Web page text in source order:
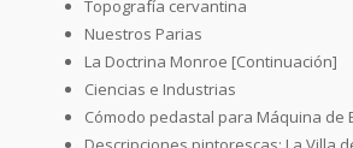
Topografía cervantina
Nuestros Parias
La Doctrina Monroe [Continuación]
Ciencias e Industrias
Cómodo pedastal para Máquina de